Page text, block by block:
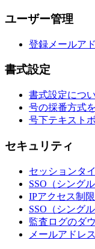
ユーザー管理
登録メールア
書式設定
書式設定につ
号の採番方式
号下テキスト
セキュリティ
セッションタ
SSO（シング
IPアクセス制
SSO（シング
監査ログのダ
メールアドレ